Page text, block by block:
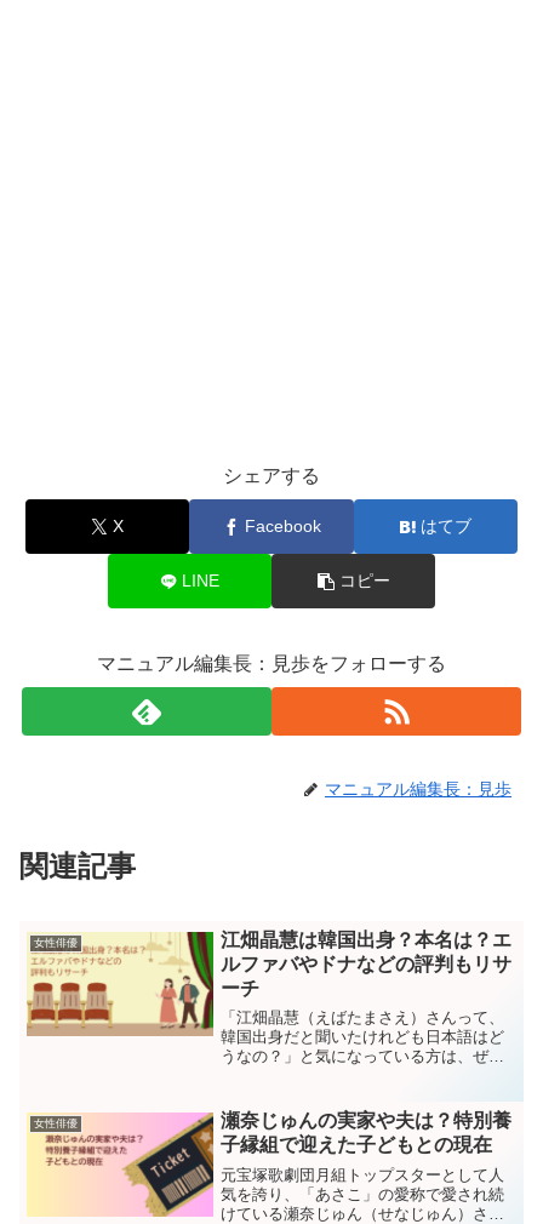
シェアする
X Facebook はてブ
LINE コピー
マニュアル編集長：見歩をフォローする
マニュアル編集長：見歩
関連記事
女性俳優
江畑晶慧は韓国出身？本名は？エ
ルファバやドナなどの評判もリサ
ーチ
「江畑晶慧（えばたまさえ）さんって、
韓国出身だと聞いたけれども日本語はど
うなの？」と気になっている方は、ぜひ
ッド』のエルファバ『CATS』のグリザベ
ラ『マンマ・ミーア！...
女性俳優
瀬奈じゅんの実家や夫は？特別養
子縁組で迎えた子どもとの現在
元宝塚歌劇団月組トップスターとして人
気を誇り、「あさこ」の愛称で愛され続
けている瀬奈じゅん（せなじゅん）さ